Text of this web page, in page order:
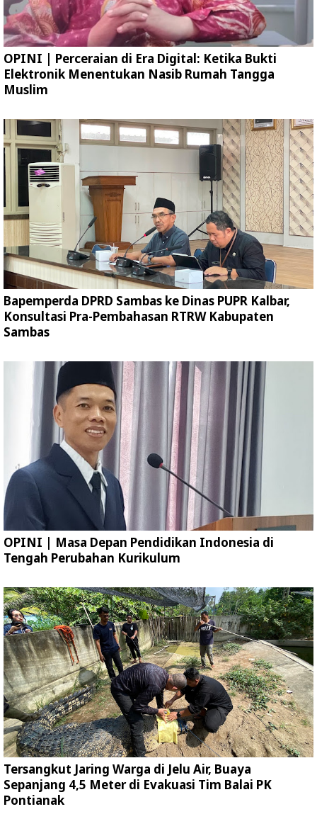
OPINI | Perceraian di Era Digital: Ketika Bukti
Elektronik Menentukan Nasib Rumah Tangga
Muslim
Bapemperda DPRD Sambas ke Dinas PUPR Kalbar,
Konsultasi Pra-Pembahasan RTRW Kabupaten
Sambas
OPINI | Masa Depan Pendidikan Indonesia di
Tengah Perubahan Kurikulum
Tersangkut Jaring Warga di Jelu Air, Buaya
Sepanjang 4,5 Meter di Evakuasi Tim Balai PK
Pontianak